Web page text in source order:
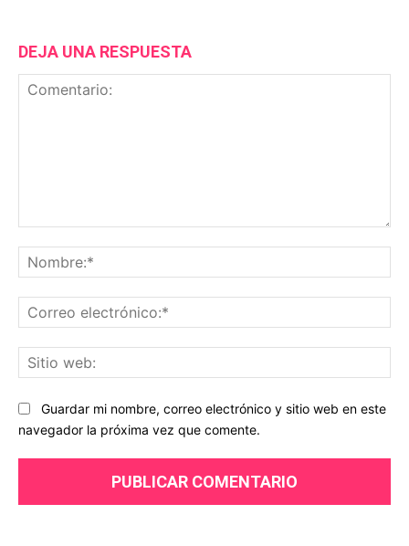
DEJA UNA RESPUESTA
Guardar mi nombre, correo electrónico y sitio web en este
navegador la próxima vez que comente.